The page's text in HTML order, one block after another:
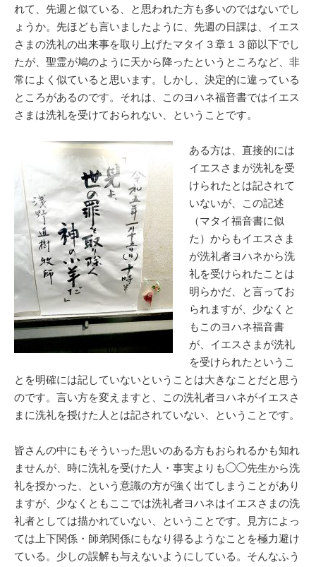
れて、先週と似ている、と思われた方も多いのではないでし
ょうか。先ほども言いましたように、先週の日課は、イエス
さまの洗礼の出来事を取り上げたマタイ３章１３節以下でし
たが、聖霊が鳩のように天から降ったというところなど、非
常によく似ていると思います。しかし、決定的に違っている
ところがあるのです。それは、このヨハネ福音書ではイエス
さまは洗礼を受けておられない、ということです。
ある方は、直接的には
イエスさまが洗礼を受
けられたとは記されて
いないが、この記述
（マタイ福音書に似
た）からもイエスさま
が洗礼者ヨハネから洗
礼を受けられたことは
明らかだ、と言ってお
られますが、少なくと
もこのヨハネ福音書
が、イエスさまが洗礼
を受けられたというこ
とを明確には記していないということは大きなことだと思う
のです。言い方を変えますと、この洗礼者ヨハネがイエスさ
まに洗礼を授けた人とは記されていない、ということです。
皆さんの中にもそういった思いのある方もおられるかも知れ
ませんが、時に洗礼を受けた人・事実よりも◯◯先生から洗
礼を授かった、という意識の方が強く出てしまうことがあり
ますが、少なくともここでは洗礼者ヨハネはイエスさまの洗
礼者としては描かれていない、ということです。見方によっ
ては上下関係・師弟関係にもなり得るようなことを極力避け
ている。少しの誤解も与えないようにしている。そんなふう